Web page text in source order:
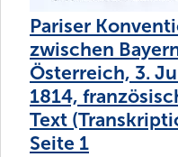
Pariser
zwischen
Österreich, 3.
1814,
Text
Seite 1